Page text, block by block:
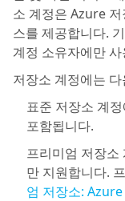
소 계정은 Azure
스를 제공합니다.
계정 소유자에만
저장소 계정에는
표준 저장소 계
포함됩니다.
프리미엄 저장소
만 지원합니다.
엄 저장소: